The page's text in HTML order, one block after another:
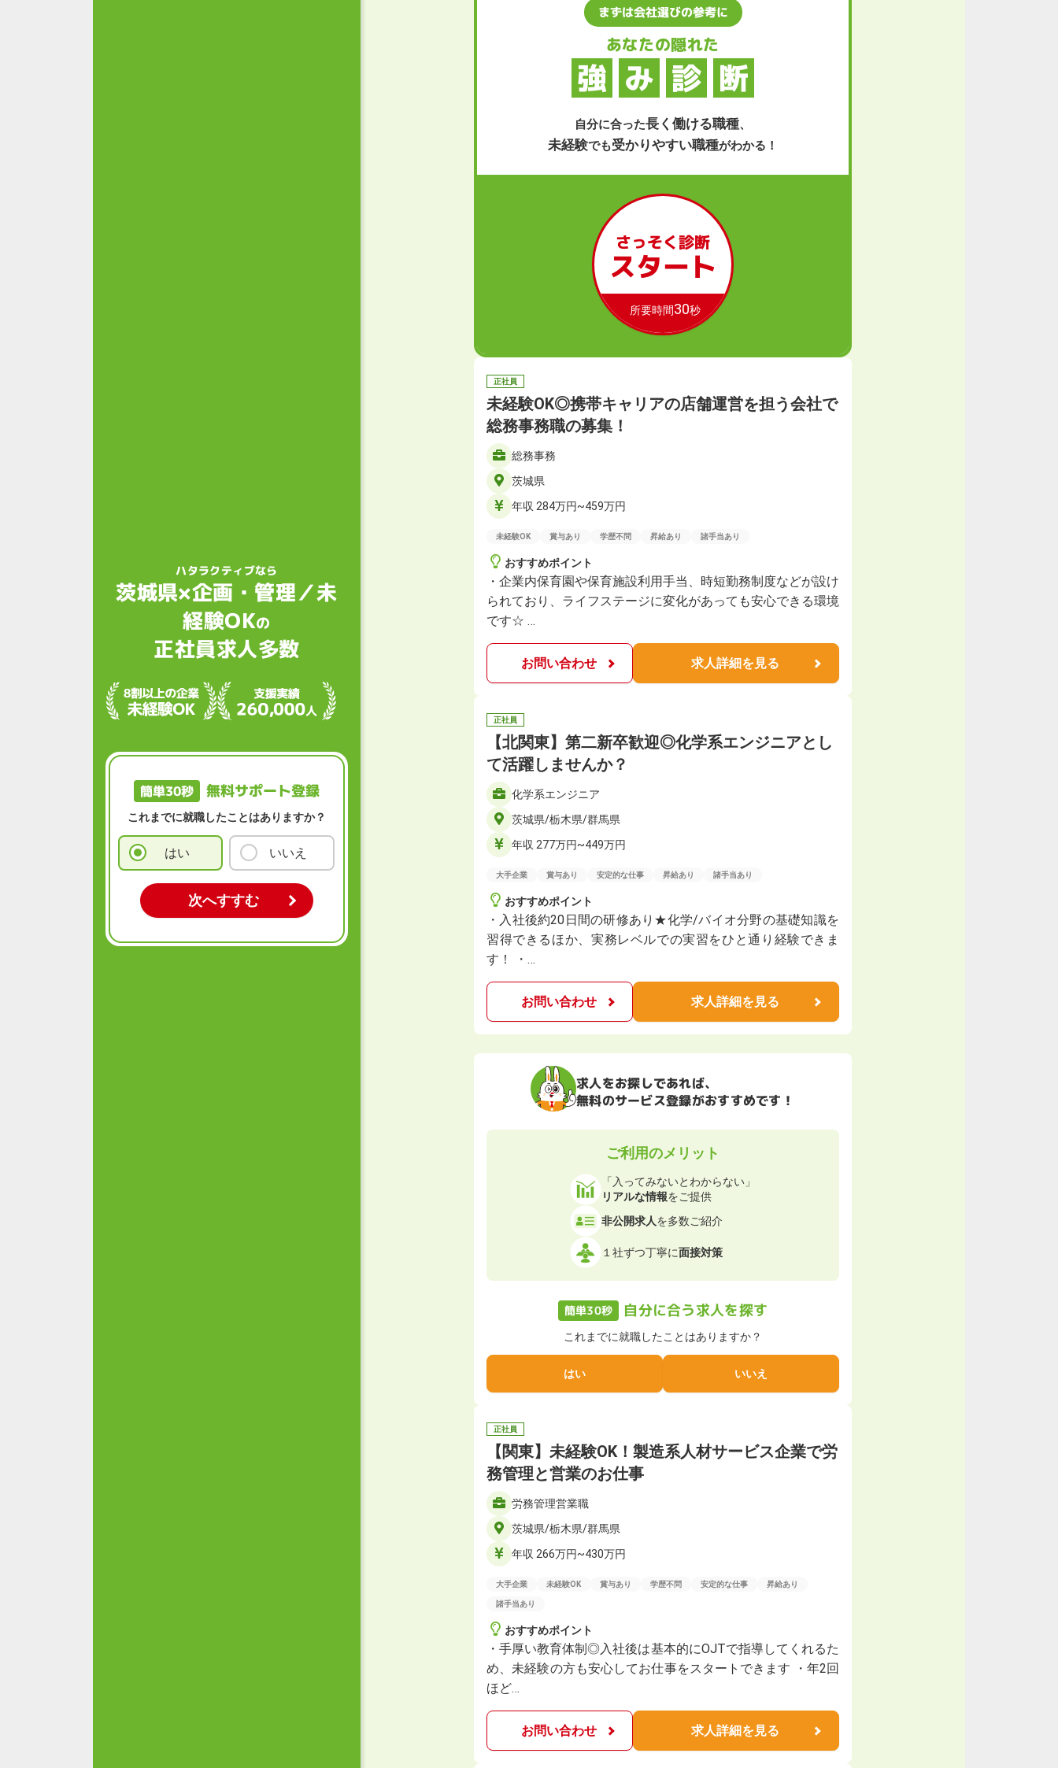
ハタラクティブなら
茨城県×企画・管理／未
経験OKの
正社員求人多数
簡単30秒 無料サポート登録
これまでに就職したことはありますか？
はい いいえ
まずは会社選びの参考に
あなたの隠れた
強 み 診 断
自分に合った長く働ける職種、
未経験でも受かりやすい職種がわかる！
さっそく診断
スタート
所要時間30秒
正社員
未経験OK◎携帯キャリアの店舗運営を担う会社で
総務事務職の募集！
総務事務
茨城県
年収 284万円~459万円
未経験OK 賞与あり 学歴不問 昇給あり 諸手当あり
おすすめポイント
・企業内保育園や保育施設利用手当、時短勤務制度などが設け
られており、ライフステージに変化があっても安心できる環境
です☆ …
お問い合わせ 求人詳細を見る
正社員
【北関東】第二新卒歓迎◎化学系エンジニアとし
て活躍しませんか？
化学系エンジニア
茨城県/栃木県/群馬県
年収 277万円~449万円
大手企業 賞与あり 安定的な仕事 昇給あり 諸手当あり
おすすめポイント
・入社後約20日間の研修あり★化学/バイオ分野の基礎知識を
習得できるほか、実務レベルでの実習をひと通り経験できま
す！ ・…
お問い合わせ 求人詳細を見る
求人をお探しであれば、
無料のサービス登録がおすすめです！
ご利用のメリット
「入ってみないとわからない」
リアルな情報をご提供
非公開求人を多数ご紹介
１社ずつ丁寧に面接対策
簡単30秒 自分に合う求人を探す
これまでに就職したことはありますか？
はい いいえ
正社員
【関東】未経験OK！製造系人材サービス企業で労
務管理と営業のお仕事
労務管理営業職
茨城県/栃木県/群馬県
年収 266万円~430万円
大手企業 未経験OK 賞与あり 学歴不問 安定的な仕事 昇給あり
諸手当あり
おすすめポイント
・手厚い教育体制◎入社後は基本的にOJTで指導してくれるた
め、未経験の方も安心してお仕事をスタートできます ・年2回
ほど…
お問い合わせ 求人詳細を見る